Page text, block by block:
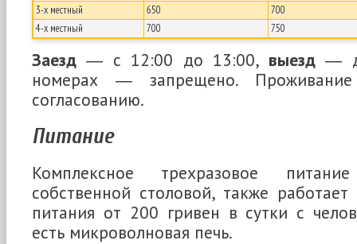
3-х местный
650
700
4-х местный
700 750
Заезд ― с 12:00 до 13:00, выезд―
номерах ― запрещено.
согласованию.
Питание
Комплексное трехразовое
собственной столовой, также
питания от 200 гривен в сутки с
есть микроволновая печь.